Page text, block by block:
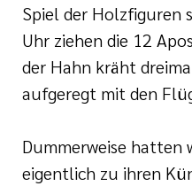
Spiel der Holzfiguren
Uhr ziehen die 12
der Hahn kräht
aufgeregt mit den
Dummerweise hatten
eigentlich zu ihren